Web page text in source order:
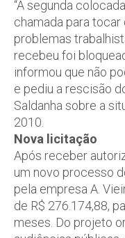
“A segunda
chamada para tocar
problemas
recebeu foi
informou que não
e pediu a rescisão
Saldanha sobre a
2010.
Nova licitação
Após receber
um novo processo
pela empresa A.
de R$ 276.174,88,
meses. Do projeto